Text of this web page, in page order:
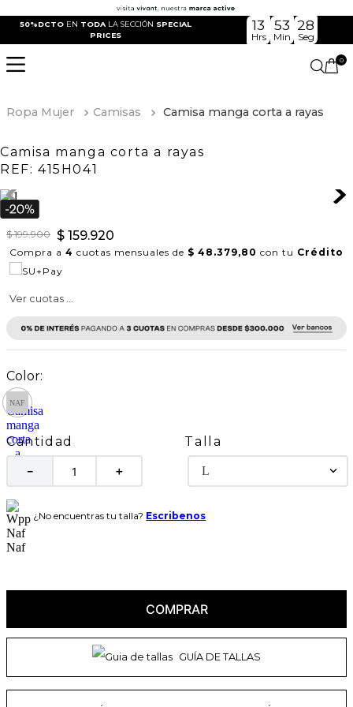
50%DCTO EN TODA LA SECCIÓN SPECIAL
PRICES
13
Hrs
53
Min
28
Seg
0
Ropa Mujer Camisas Camisa manga corta a rayas
Camisa manga corta a rayas
REF: 415H041
$ 199.900 $ 159.920
Compra a 4 cuotas mensuales de $ 48.379,80 con tu Crédito
Ver cuotas ...
Cantidad
＋
－
Talla
L
¿No encuentras tu talla? Escribenos
COMPRAR
GUÍA DE TALLAS